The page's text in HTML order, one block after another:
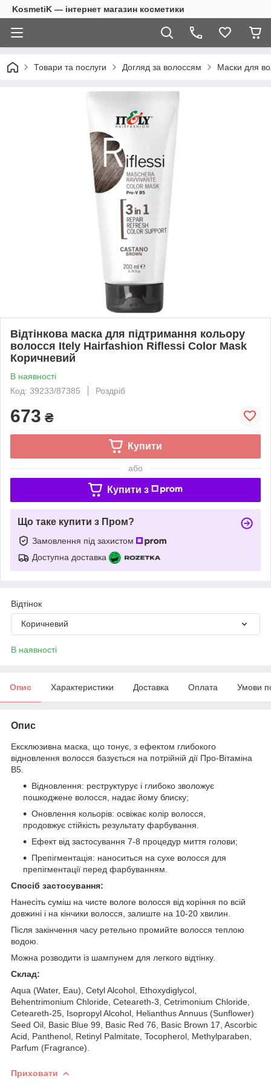
KosmetiK — інтернет магазин косметики
Товари та послуги Догляд за волоссям Маски для
Відтінкова маска для підтримання кольору
волосся Itely Hairfashion Riflessi Color Mask
Коричневий
В наявності
Код: 39233/87385
Роздріб
673 ₴
Купити
або
Купити з
Що таке купити з Пром?
Замовлення під захистом
Доступна доставка
Відтінок
Коричневий
В наявності
Опис Характеристики Доставка Оплата Умови
Опис
Ексклюзивна маска, що тонує, з ефектом глибокого
відновлення волосся базується на потрійній дії Про-Вітаміна
B5.
Відновлення: реструктурує і глибоко зволожує
пошкоджене волосся, надає йому блиску;
Оновлення кольорів: освіжає колір волосся,
продовжує стійкість результату фарбування.
Ефект від застосування 7-8 процедур миття голови;
Препігментація: наноситься на сухе волосся для
препігментації перед фарбуванням.
Спосіб застосування:
Нанесіть суміш на чисте вологе волосся від коріння по всій
довжині і на кінчики волосся, залиште на 10-20 хвилин.
Після закінчення часу ретельно промийте волосся теплою
водою.
Можна розводити із шампунем для легкого відтінку.
Склад:
Aqua (Water, Eau), Cetyl Alcohol, Ethoxydiglycol,
Behentrimonium Chloride, Ceteareth-3, Cetrimonium Chloride,
Ceteareth-25, Isopropyl Alcohol, Helianthus Annuus (Sunflower)
Seed Oil, Basic Blue 99, Basic Red 76, Basic Brown 17, Ascorbic
Acid, Panthenol, Retinyl Palmitate, Tocopherol, Methylparaben,
Parfum (Fragrance).
Приховати